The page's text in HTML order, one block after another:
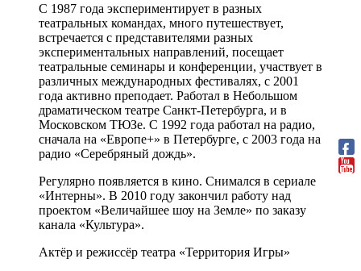
С 1987 года экспериментирует в разных
театральных командах, много путешествует,
встречается с представителями разных
экспериментальных направлений, посещает
театральные семинары и конференции, участвует в
различных международных фестивалях, с 2001
года активно преподает. Работал в Небольшом
драматическом театре Санкт-Петербурга, и в
Московском ТЮЗе. С 1992 года работал на радио,
сначала на «Европе+» в Петербурге, с 2003 года на
радио «Серебряный дождь».
Регулярно появляется в кино. Снимался в сериале
«Интерны». В 2010 году закончил работу над
проектом «Величайшее шоу на Земле» по заказу
канала «Культура».
Актёр и режиссёр театра «Территория Игры»